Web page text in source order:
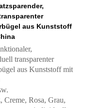
aus Kunststoff
transparenter
aus Kunststoff mit
Creme, Rosa, Grau,